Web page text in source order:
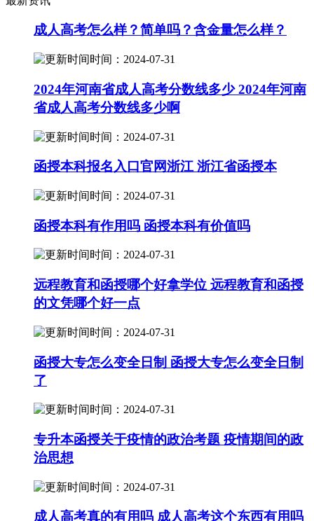
成人高考怎么样？简单吗？含金量怎么样？
时间：2024-07-31
2024年河南省成人高考分数线多少 2024年河南
省成人高考分数线多少啊
时间：2024-07-31
函授本科报名入口官网浙江 浙江省函授本
时间：2024-07-31
函授本科有作用吗 函授本科有价值吗
时间：2024-07-31
远程教育和函授哪个好拿学位 远程教育和函授
的文凭哪个好一点
时间：2024-07-31
函授大专怎么变全日制 函授大专怎么变全日制
了
时间：2024-07-31
专升本函授关于疫情的政治考题 疫情期间的政
治思想
时间：2024-07-31
成人高考真的有用吗 成人高考这个东西有用吗